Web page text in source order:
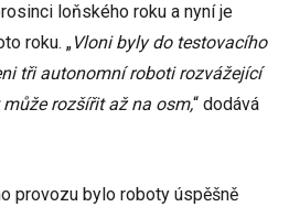
loňského roku a nyní je
roku. „Vloni byly do testovacího
tři autonomní roboti rozvážející
rozšířit až na osm,“ dodává
provozu bylo roboty úspěšně